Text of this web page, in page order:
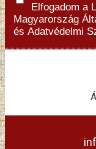
Elfogadom a
Magyarország
és Adatvédelmi